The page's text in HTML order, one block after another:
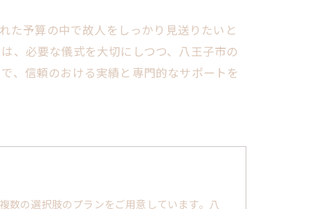
た予算の中で故人をしっかり見送りたいと
、必要な儀式を大切にしつつ、八王子市の
、信頼のおける実績と専門的なサポートを
数の選択肢のプランをご用意しています。八